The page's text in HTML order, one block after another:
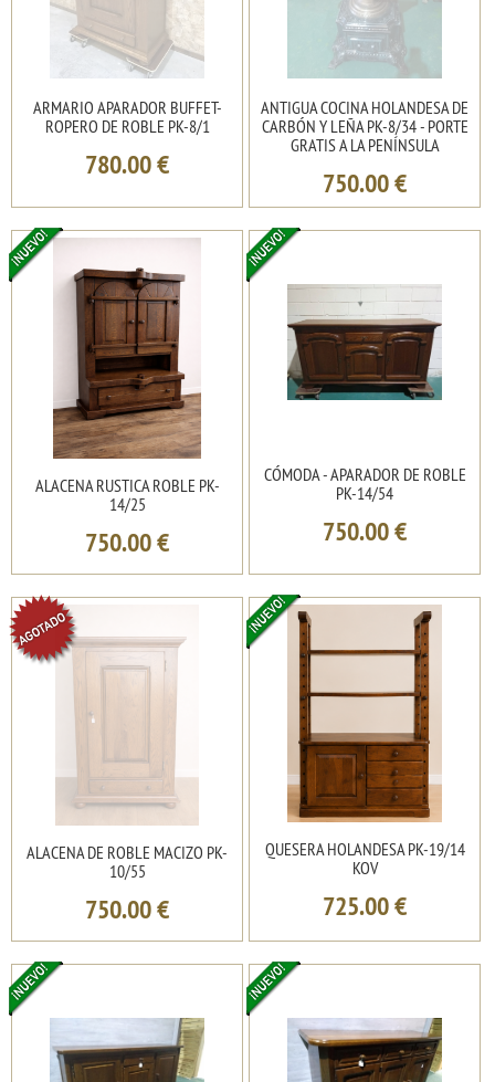
ARMARIO APARADOR BUFFET-
ROPERO DE ROBLE PK-8/1
780.00€
ANTIGUA COCINA HOLANDESA DE
CARBÓN Y LEÑA PK-8/34 - PORTE
GRATIS A LA PENÍNSULA
750.00€
ALACENA RUSTICA ROBLE PK-
14/25
750.00€
CÓMODA - APARADOR DE ROBLE
PK-14/54
750.00€
ALACENA DE ROBLE MACIZO PK-
10/55
750.00€
QUESERA HOLANDESA PK-19/14
KOV
725.00€